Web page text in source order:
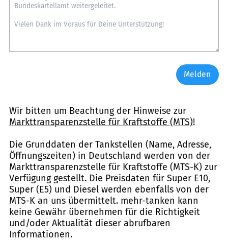
Melden
Wir bitten um Beachtung der Hinweise zur
Markttransparenzstelle für Kraftstoffe (MTS)!
Die Grunddaten der Tankstellen (Name, Adresse,
Öffnungszeiten) in Deutschland werden von der
Markttransparenzstelle für Kraftstoffe (MTS-K) zur
Verfügung gestellt. Die Preisdaten für Super E10,
Super (E5) und Diesel werden ebenfalls von der
MTS-K an uns übermittelt. mehr-tanken kann
keine Gewähr übernehmen für die Richtigkeit
und/oder Aktualität dieser abrufbaren
Informationen.